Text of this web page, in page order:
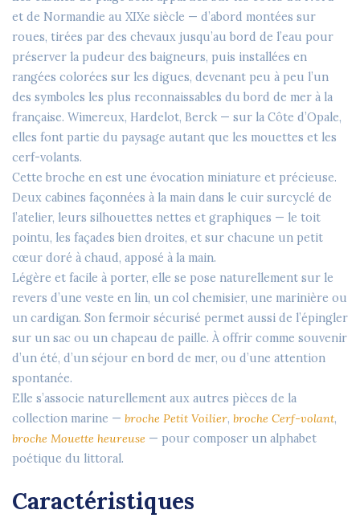
et de Normandie au XIXe siècle — d’abord montées sur
roues, tirées par des chevaux jusqu’au bord de l’eau pour
préserver la pudeur des baigneurs, puis installées en
rangées colorées sur les digues, devenant peu à peu l’un
des symboles les plus reconnaissables du bord de mer à la
française. Wimereux, Hardelot, Berck — sur la Côte d’Opale,
elles font partie du paysage autant que les mouettes et les
cerf-volants.
Cette broche en est une évocation miniature et précieuse.
Deux cabines façonnées à la main dans le cuir surcyclé de
l’atelier, leurs silhouettes nettes et graphiques — le toit
pointu, les façades bien droites, et sur chacune un petit
cœur doré à chaud, apposé à la main.
Légère et facile à porter, elle se pose naturellement sur le
revers d’une veste en lin, un col chemisier, une marinière ou
un cardigan. Son fermoir sécurisé permet aussi de l’épingler
sur un sac ou un chapeau de paille. À offrir comme souvenir
d’un été, d’un séjour en bord de mer, ou d’une attention
spontanée.
Elle s’associe naturellement aux autres pièces de la
collection marine — broche Petit Voilier, broche Cerf-volant,
broche Mouette heureuse — pour composer un alphabet
poétique du littoral.
Caractéristiques